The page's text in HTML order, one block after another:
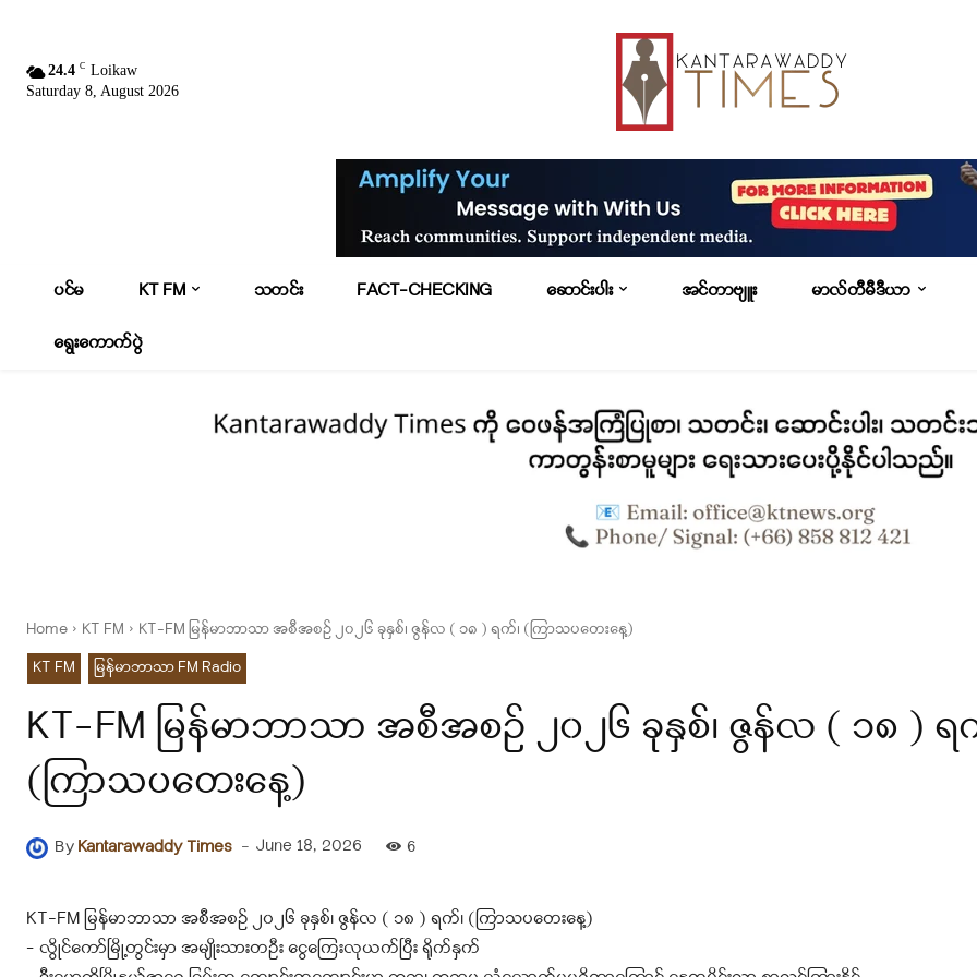
24.4 C Loikaw
Saturday 8, August 2026
ပင်မ KT FM သတင်း FACT-CHECKING ဆောင်းပါး အင်တာဗျူး မာလ်တီမီဒီယာ
ရွေးကောက်ပွဲ
Home KT FM
KT-FM မြန်မာဘာသာ အစီအစဉ် ၂၀၂၆ ခုနှစ်၊ ဇွန်လ ( ၁၈ ) ရက်၊ (ကြာသပတေးနေ့)
KT FM
မြန်မာဘာသာ FM Radio
KT-FM မြန်မာဘာသာ အစီအစဉ် ၂၀၂၆ ခုနှစ်၊ ဇွန်လ ( ၁၈ ) ရ
(ကြာသပတေးနေ့)
ByKantarawaddy Times - June 18, 2026 6
KT-FM မြန်မာဘာသာ အစီအစဉ် ၂၀၂၆ ခုနှစ်၊ ဇွန်လ ( ၁၈ ) ရက်၊ (ကြာသပတေးနေ့)
– လွိုင်ကော်မြို့တွင်းမှာ အမျိုးသားတဦး ငွေကြေးလုယက်ပြီး ရိုက်နှက်